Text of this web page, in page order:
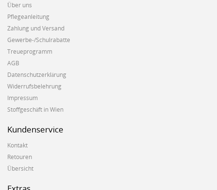
Über uns
Pflegeanleitung
Zahlung und Versand
Gewerbe-/Schulrabatte
Treueprogramm
AGB
Datenschutzerklärung
Widerrufsbelehrung
Impressum
Stoffgeschäft in Wien
Kundenservice
Kontakt
Retouren
Übersicht